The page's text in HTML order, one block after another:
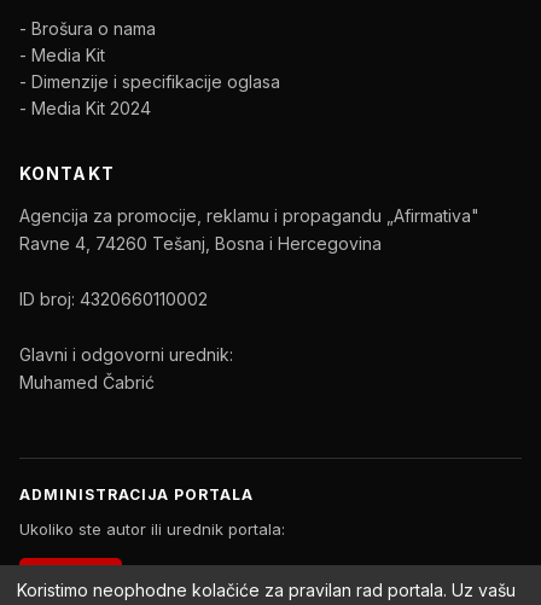
- Brošura o nama
- Media Kit
- Dimenzije i specifikacije oglasa
- Media Kit 2024
KONTAKT
Agencija za promocije, reklamu i propagandu „Afirmativa"
Ravne 4, 74260 Tešanj, Bosna i Hercegovina
ID broj: 4320660110002
Glavni i odgovorni urednik:
Muhamed Čabrić
ADMINISTRACIJA PORTALA
Ukoliko ste autor ili urednik portala:
Koristimo neophodne kolačiće za pravilan rad portala. Uz vašu